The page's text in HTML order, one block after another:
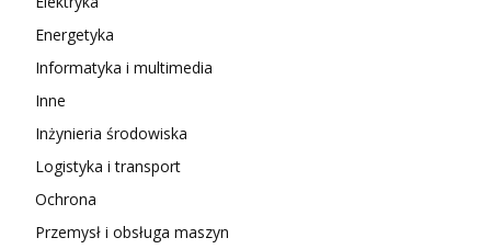
Energetyka
Informatyka i multimedia
Inne
Inżynieria środowiska
Logistyka i transport
Ochrona
Przemysł i obsługa maszyn